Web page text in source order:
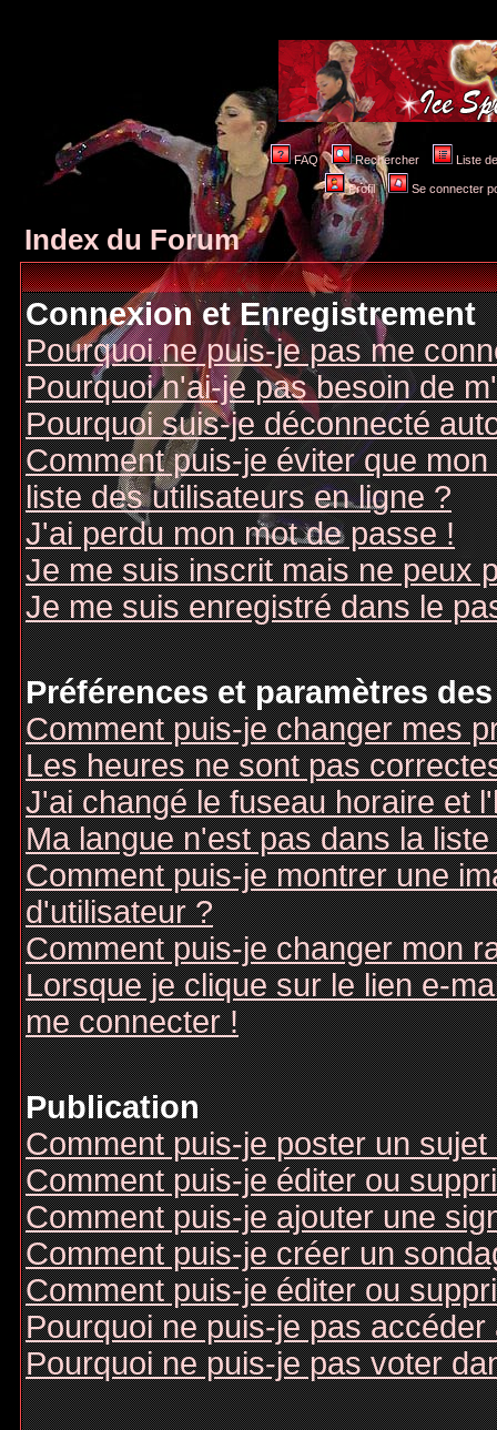
FAQ Rechercher Liste
Profil Se connecter
Index du Forum
Connexion et Enregistrement
Pourquoi ne puis-je pas me
Pourquoi n'ai-je pas besoin de
Pourquoi suis-je déconnecté
Comment puis-je éviter que
liste des utilisateurs en ligne ?
J'ai perdu mon mot de passe !
Je me suis inscrit mais ne peux
Je me suis enregistré dans le
Préférences et paramètres
Comment puis-je changer mes
Les heures ne sont pas
J'ai changé le fuseau horaire et
Ma langue n'est pas dans la liste
Comment puis-je montrer une
d'utilisateur ?
Comment puis-je changer mon
Lorsque je clique sur le lien e-
me connecter !
Publication
Comment puis-je poster un
Comment puis-je éditer ou
Comment puis-je ajouter une
Comment puis-je créer un
Comment puis-je éditer ou
Pourquoi ne puis-je pas accéder
Pourquoi ne puis-je pas voter